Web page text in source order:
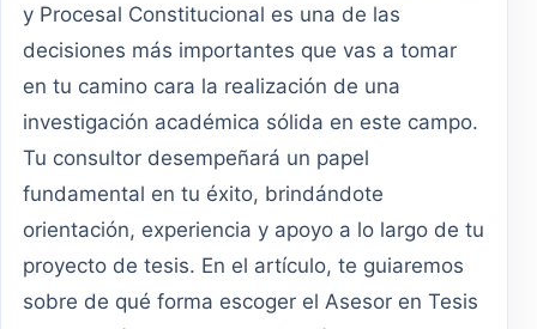
y Procesal Constitucional es una de las
decisiones más importantes que vas a tomar
en tu camino cara la realización de una
investigación académica sólida en este campo.
Tu consultor desempeñará un papel
fundamental en tu éxito, brindándote
orientación, experiencia y apoyo a lo largo de tu
proyecto de tesis. En el artículo, te guiaremos
sobre de qué forma escoger el Asesor en Tesis